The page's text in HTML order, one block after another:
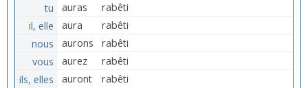
tu
auras
rabêti
il, elle
aura
rabêti
nous
aurons
rabêti
vous
aurez
rabêti
ils, elles
auront rabêti